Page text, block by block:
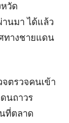
วัด
นมา ได้แล้ว
ทางชายแดน
จตรวจคนเข้า
นถาวร
ที่ตลาด